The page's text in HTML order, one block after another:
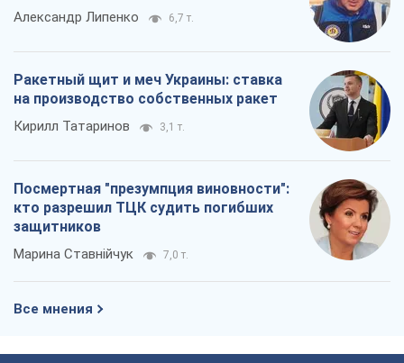
Александр Липенко 6,7 т.
Ракетный щит и меч Украины: ставка
на производство собственных ракет
Кирилл Татаринов 3,1 т.
Посмертная "презумпция виновности":
кто разрешил ТЦК судить погибших
защитников
Марина Ставнійчук 7,0 т.
Все мнения